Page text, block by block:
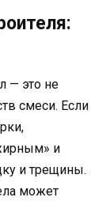
— это не
смеси. Если
и
и трещины.
может